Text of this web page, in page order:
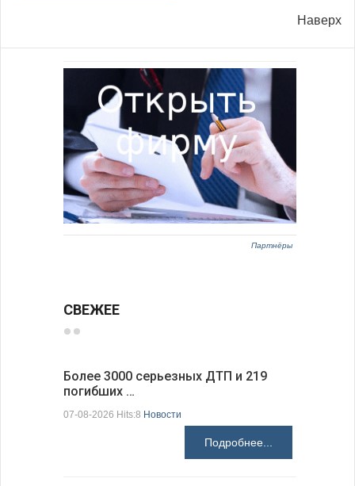
Наверх
Партнёры
СВЕЖЕЕ
Более 3000 серьезных ДТП и 219
погибших …
07-08-2026 Hits:8 Новости
Подробнее...